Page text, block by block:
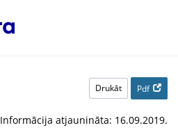
Drukāt Pdf
Informācija atjaunināta: 16.09.2019.